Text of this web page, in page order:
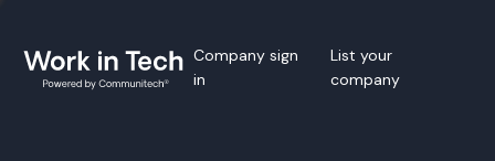
Company sign
in
List your
company